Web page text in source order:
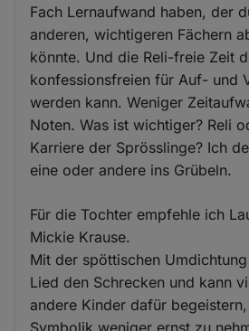
Fach Lernaufwand haben, der
anderen, wichtigeren Fächern
könnte. Und die Reli-freie Zeit
konfessionsfreien für Auf- und
werden kann. Weniger
Noten. Was ist wichtiger? Reli
Karriere der Sprösslinge? Ich
eine oder andere ins Grübeln.
Für die Tochter empfehle ich
Mickie Krause.
Mit der spöttischen
Lied den Schrecken und kann
andere Kinder dafür